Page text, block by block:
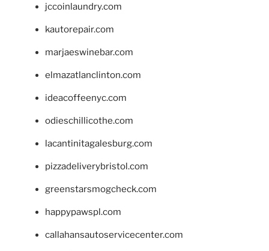
jccoinlaundry.com
kautorepair.com
marjaeswinebar.com
elmazatlanclinton.com
ideacoffeenyc.com
odieschillicothe.com
lacantinitagalesburg.com
pizzadeliverybristol.com
greenstarsmogcheck.com
happypawspl.com
callahansautoservicecenter.com